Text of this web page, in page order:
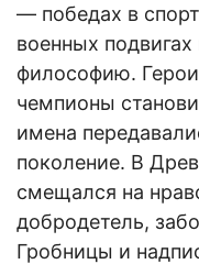
— победах в
военных
философию.
чемпионы
имена
поколение. В
смещался на
добродетель,
Гробницы и